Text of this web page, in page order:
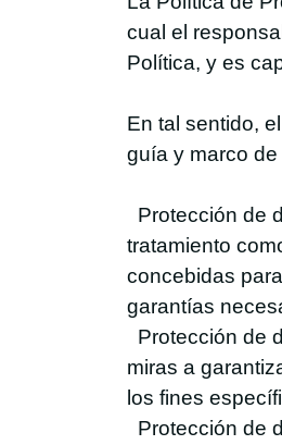
cual el
Política, y es
En tal sentido,
guía y marco
Protección de
tratamiento
concebidas
garantías
Protección de
miras a
los fines
Protección de